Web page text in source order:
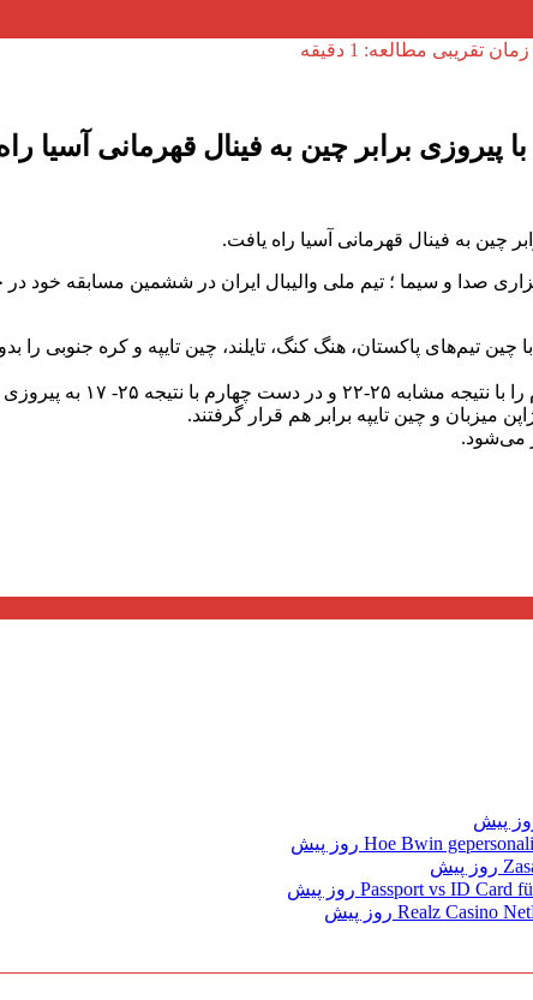
زمان تقریبی مطالعه: 1 دقیقه
پیروزی برابر چین به فینال قهرمانی آسیا
چین به فینال قهرمانی آسیا راه یافت.
صدا و سیما ؛ تیم ملی والیبال ایران در ششمین مسابقه خود در
فقط در دست دوم با نتیجه ۲۵-۱۷ پیروز شدند.
میزبان و چین تایپه برابر هم قرار گرفتند.
می‌شود.
Hoe Bwin
Passport vs ID Card
Realz Casino